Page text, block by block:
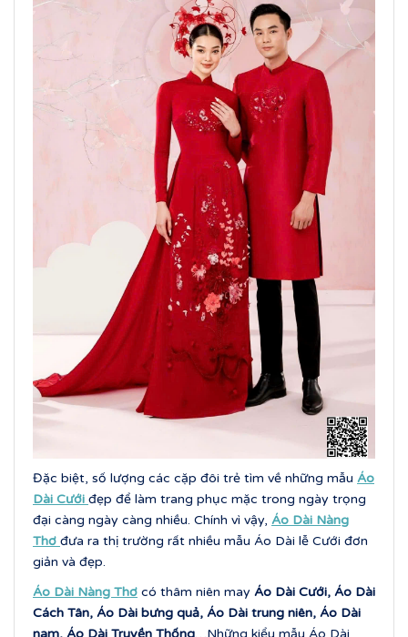
Đặc biệt, số lượng các cặp đôi trẻ tìm về những mẫu Áo
Dài Cưới đẹp để làm trang phục mặc trong ngày trọng
đại càng ngày càng nhiều. Chính vì vậy, Áo Dài Nàng
Thơ đưa ra thị trường rất nhiều mẫu Áo Dài lễ Cưới đơn
giản và đẹp.
Áo Dài Nàng Thơ có thâm niên may Áo Dài Cưới, Áo Dài
Cách Tân, Áo Dài bưng quả, Áo Dài trung niên, Áo Dài